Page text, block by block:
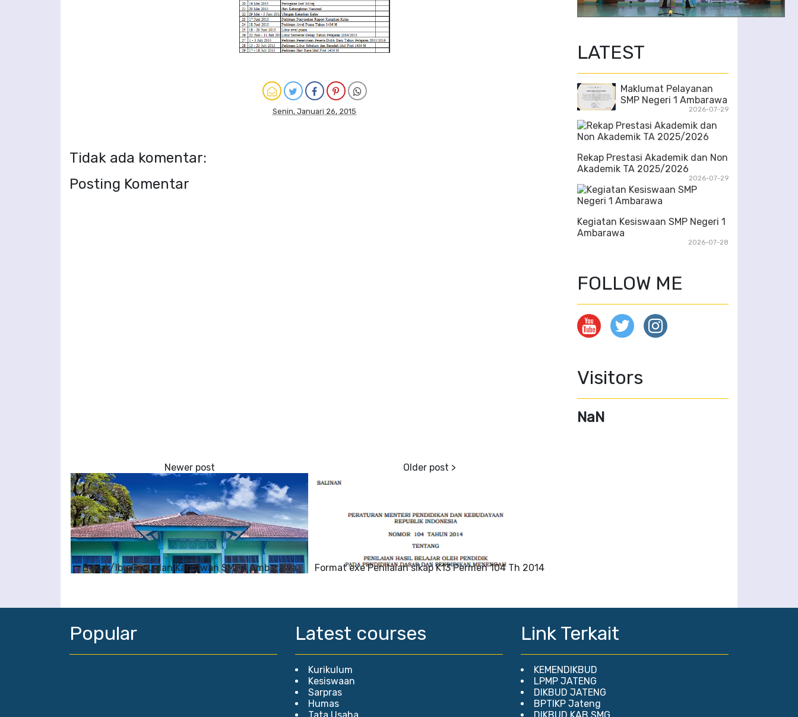
Senin, Januari 26, 2015
Tidak ada komentar:
Posting Komentar
Bapak/Ibu Guru dan Karyawan SMP 1 Ambarawa Format exe Penilaian sikap K13 Permen 104 Th 2014
LATEST
Maklumat Pelayanan
SMP Negeri 1 Ambarawa
2026-07-29
Rekap Prestasi Akademik dan Non
Akademik TA 2025/2026
2026-07-29
Kegiatan Kesiswaan SMP Negeri 1
Ambarawa
2026-07-28
FOLLOW ME
Visitors
NaN
Popular Latest courses
Kurikulum
Kesiswaan
Sarpras
Humas
Link Terkait
KEMENDIKBUD
LPMP JATENG
DIKBUD JATENG
BPTIKP Jateng